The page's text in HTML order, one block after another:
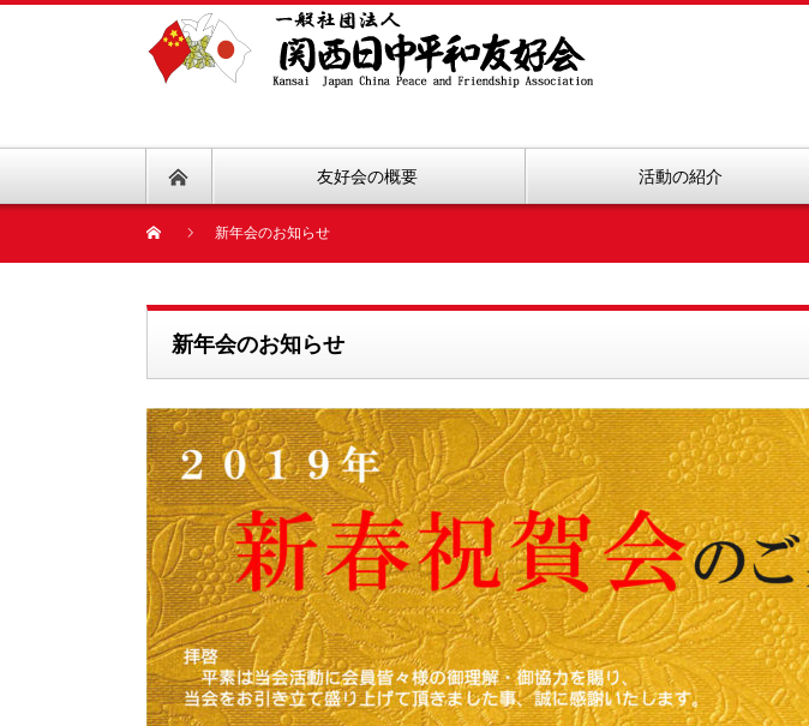
友好会の概要 活動の紹介
新年会のお知らせ
新年会のお知らせ